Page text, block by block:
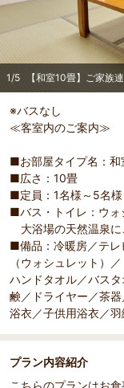
1/5 【和室10畳】ご家族
※バスなし
≪客室内のご案内≫
■お部屋タイプ名：和
■広さ：10畳
■定員：1名様～5名様
■バス・トイレ：ウォ
大浴場の天然温泉に
■備品：冷暖房／テレ
（ウォシュレット）／
ハンドタオル／バス
鹸／ドライヤー／茶
浴衣／子供用浴衣／羽
プラン内容紹介
こちらのプランはお
Pr
evi
ou
s
るの 【和室10畳】ご